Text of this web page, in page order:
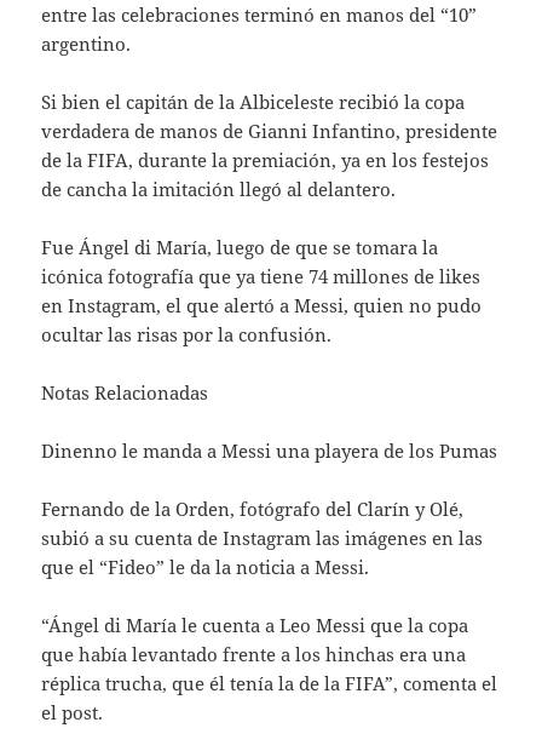
entre las celebraciones terminó en manos del “10”
argentino.
Si bien el capitán de la Albiceleste recibió la copa
verdadera de manos de Gianni Infantino, presidente
de la FIFA, durante la premiación, ya en los festejos
de cancha la imitación llegó al delantero.
Fue Ángel di María, luego de que se tomara la
icónica fotografía que ya tiene 74 millones de likes
en Instagram, el que alertó a Messi, quien no pudo
ocultar las risas por la confusión.
Notas Relacionadas
Dinenno le manda a Messi una playera de los Pumas
Fernando de la Orden, fotógrafo del Clarín y Olé,
subió a su cuenta de Instagram las imágenes en las
que el “Fideo” le da la noticia a Messi.
“Ángel di María le cuenta a Leo Messi que la copa
que había levantado frente a los hinchas era una
réplica trucha, que él tenía la de la FIFA”, comenta el
el post.